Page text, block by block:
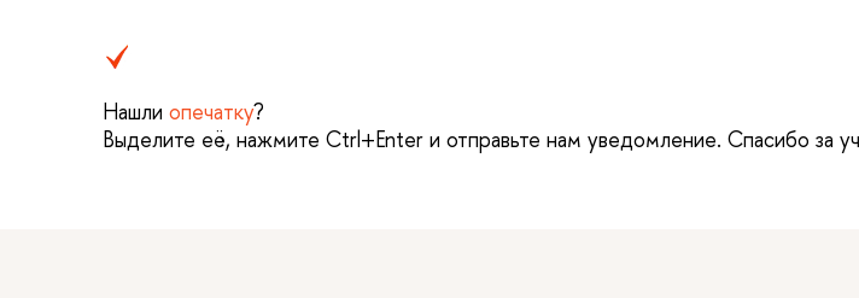
Нашли опечатку?
Выделите её, нажмите Ctrl+Enter и отправьте нам уведомление. Спасибо за